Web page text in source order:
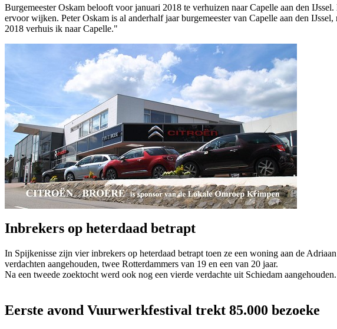
Burgemeester Oskam belooft voor januari 2018 te verhuizen naar Capelle aan den
ervoor wijken. Peter Oskam is al anderhalf jaar burgemeester van Capelle aan den
2018 verhuis ik naar Capelle."
Inbrekers op heterdaad betrapt
In Spijkenisse zijn vier inbrekers op heterdaad betrapt toen ze een woning aan de
verdachten aangehouden, twee Rotterdammers van 19 en een van 20 jaar.
Na een tweede zoektocht werd ook nog een vierde verdachte uit Schiedam
Eerste avond Vuurwerkfestival trekt 85.000 bezoeke